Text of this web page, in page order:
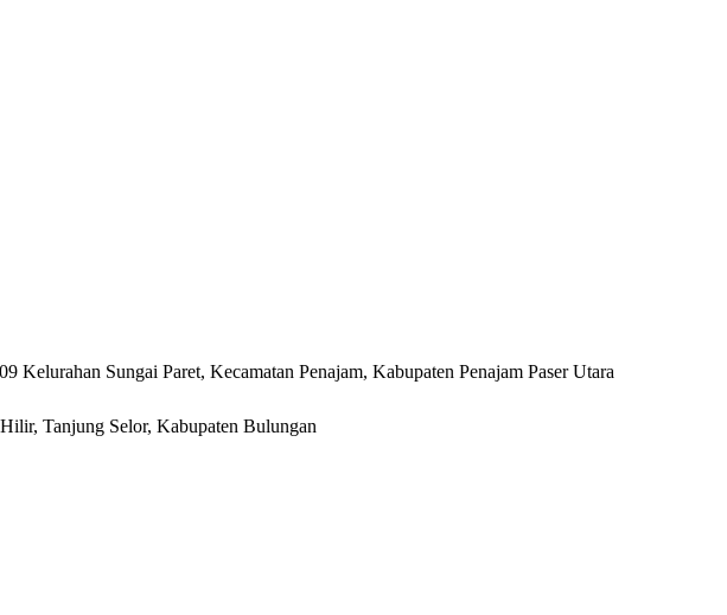
Sungai Paret, Kecamatan Penajam, Kabupaten Penajam Paser Utara
Tanjung Selor, Kabupaten Bulungan